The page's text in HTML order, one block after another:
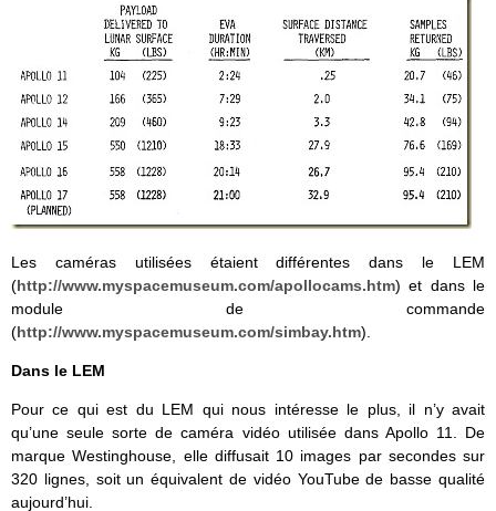
Les caméras utilisées étaient différentes dans le LEM
(http://www.myspacemuseum.com/apollocams.htm) et dans le
module de commande
(http://www.myspacemuseum.com/simbay.htm).
Dans le LEM
Pour ce qui est du LEM qui nous intéresse le plus, il n’y avait
qu’une seule sorte de caméra vidéo utilisée dans Apollo 11. De
marque Westinghouse, elle diffusait 10 images par secondes sur
320 lignes, soit un équivalent de vidéo YouTube de basse qualité
aujourd’hui.